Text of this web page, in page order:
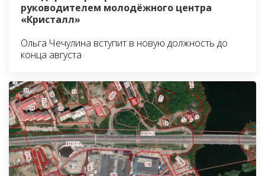
руководителем молодёжного центра
«Кристалл»
Ольга Чечулина вступит в новую должность до
конца августа